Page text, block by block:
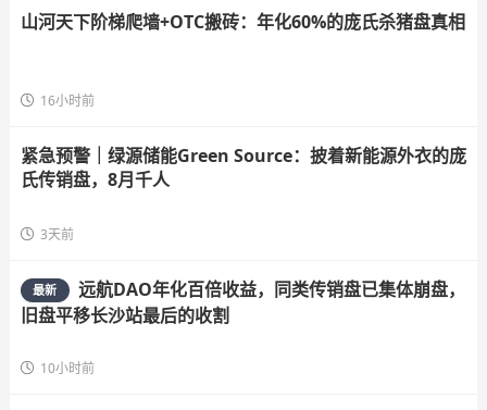
山河天下阶梯爬墙+OTC搬砖：年化60%的庞氏杀猪盘真相
16小时前
紧急预警｜绿源储能Green Source：披着新能源外衣的庞
氏传销盘，8月千人
3天前
最新
远航DAO年化百倍收益，同类传销盘已集体崩盘，
旧盘平移长沙站最后的收割
10小时前